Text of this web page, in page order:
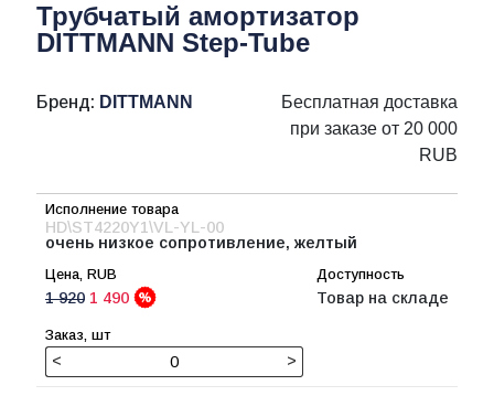
Трубчатый амортизатор
DITTMANN Step-Tube
Бренд: DITTMANN
Бесплатная доставка
при заказе от 20 000
RUB
HD\ST4220Y1\VL-YL-00
очень низкое сопротивление, желтый
1 920 1 490 Товар на складе
< >